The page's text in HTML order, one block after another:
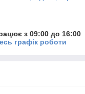
з 09:00 до 16:00
графік роботи